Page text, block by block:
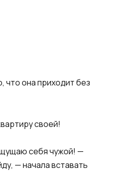
что она приходит без
своей!
себя чужой! —
— начала вставать